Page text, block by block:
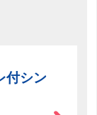
付シン